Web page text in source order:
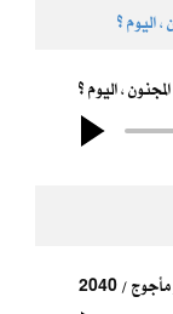
اليوم ؟
، اليوم ؟
/ 2040